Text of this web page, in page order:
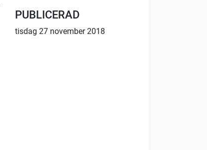
PUBLICERAD
tisdag 27 november 2018